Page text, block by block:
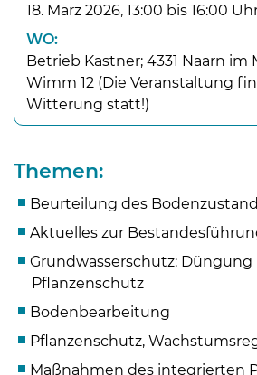
18. März 2026, 13:00 bis 16:00
WO:
Betrieb Kastner; 4331 Naarn im
Wimm 12 (Die Veranstaltung
Witterung statt!)
Themen:
Beurteilung des
Aktuelles zur
Grundwasserschutz: Düngung
Pflanzenschutz
Bodenbearbeitung
Pflanzenschutz,
Maßnahmen des integrierten